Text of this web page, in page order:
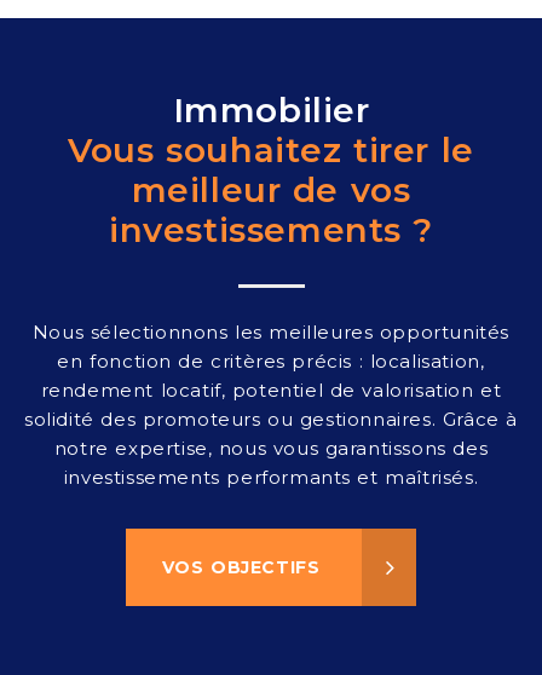
Immobilier
Vous souhaitez tirer le
meilleur de vos
investissements ?
Nous sélectionnons les meilleures opportunités
en fonction de critères précis : localisation,
rendement locatif, potentiel de valorisation et
solidité des promoteurs ou gestionnaires. Grâce à
notre expertise, nous vous garantissons des
investissements performants et maîtrisés.
VOS OBJECTIFS